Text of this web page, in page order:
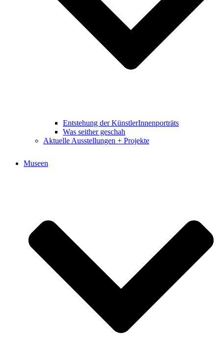
Entstehung der KünstlerInnenporträts
Was seither geschah
Aktuelle Ausstellungen + Projekte
Museen